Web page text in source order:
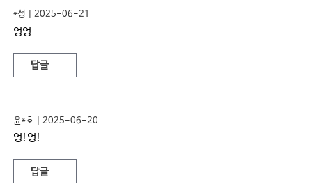
*성 | 2025-06-21
엉엉
답글
윤*호 | 2025-06-20
엉!엉!
답글